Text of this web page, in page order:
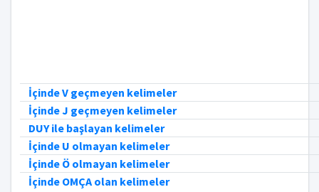
İçinde V geçmeyen kelimeler
İçinde J geçmeyen kelimeler
DUY ile başlayan kelimeler
İçinde U olmayan kelimeler
İçinde Ö olmayan kelimeler
İçinde OMÇA olan kelimeler